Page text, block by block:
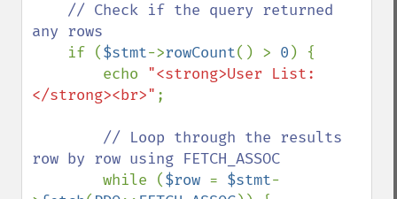
// Check if the query returned
any rows
if ($stmt->rowCount() > 0 ) {
        echo
"<strong>User List:
</strong><br>" ;
// Loop through the results
row by row using FETCH_ASSOC
while ($row = $stmt-